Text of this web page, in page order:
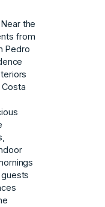
the
from
Pedro